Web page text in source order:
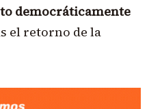
democráticamente
el retorno de la